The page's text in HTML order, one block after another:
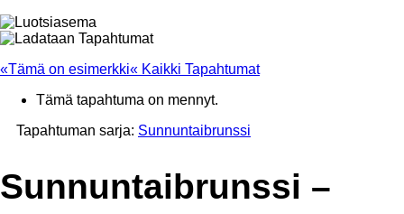
«Tämä on esimerkki« Kaikki Tapahtumat
Tämä tapahtuma on mennyt.
Tapahtuman sarja: Sunnuntaibrunssi
Sunnuntaibrunssi –